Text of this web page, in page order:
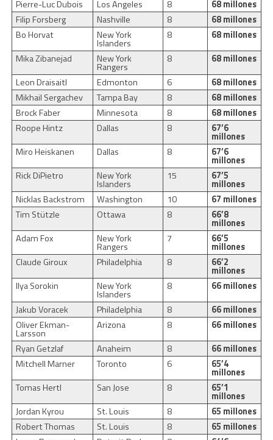
Pierre-Luc Dubois Los Angeles 8
68 millones
Filip Forsberg
Nashville 8
68 millones
Bo Horvat
New York
Islanders
8
68 millones
Mika Zibanejad
New York
Rangers
8
68 millones
Leon Draisaitl
Edmonton 6
68 millones
Mikhail Sergachev
Tampa Bay 8
68 millones
Brock Faber
Minnesota 8
68 millones
Roope Hintz
Dallas 8 67’6
millones
Miro Heiskanen
Dallas 8 67’6
millones
Rick DiPietro
New York
Islanders
15 67’5
millones
Nicklas Backstrom
Washington 10
67 millones
Tim Stützle
Ottawa 8 66’8
millones
Adam Fox
New York
Rangers
7 66’5
millones
Claude Giroux
Philadelphia 8 66’2
millones
Ilya Sorokin
New York
Islanders
8
66 millones
Jakub Voracek
Philadelphia 8
66 millones
Oliver Ekman-
Larsson
Arizona 8
66 millones
Ryan Getzlaf
Anaheim 8
66 millones
Mitchell Marner
Toronto 6 65’4
millones
Tomas Hertl
San Jose 8 65’1
millones
Jordan Kyrou
St. Louis 8
65 millones
Robert Thomas
St. Louis 8
65 millones